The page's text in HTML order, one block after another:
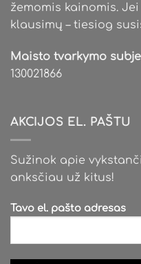
žemomis kainomis.
klausimų – tiesiog
Maisto tvarkymo
130021866
AKCIJOS EL. PAŠTU
Sužinok apie
anksčiau už kitus!
Tavo el. pašto adresas